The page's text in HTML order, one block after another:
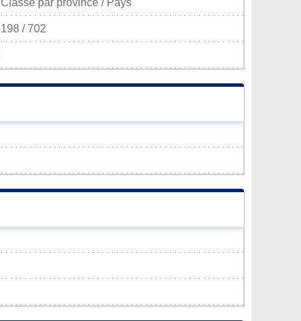
Classé par province / Pays
198 / 702